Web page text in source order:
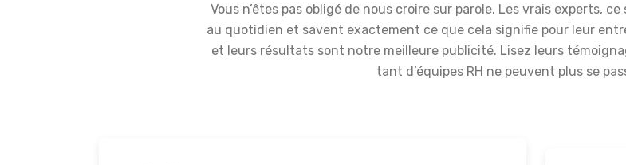
Vous n’êtes pas obligé de nous croire sur parole. Les vrais experts,
au quotidien et savent exactement ce que cela signifie pour leur
et leurs résultats sont notre meilleure publicité. Lisez leurs
tant d’équipes RH ne peuvent plus se